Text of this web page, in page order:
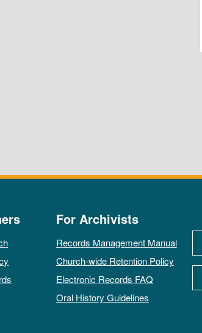
For Archivists
Records Management Manual
Church-wide Retention Policy
Electronic Records FAQ
Oral History Guidelines